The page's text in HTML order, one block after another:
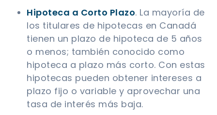
Hipoteca a Corto Plazo. La mayoría de
los titulares de hipotecas en Canadá
tienen un plazo de hipoteca de 5 años
o menos; también conocido como
hipoteca a plazo más corto. Con estas
hipotecas pueden obtener intereses a
plazo fijo o variable y aprovechar una
tasa de interés más baja.